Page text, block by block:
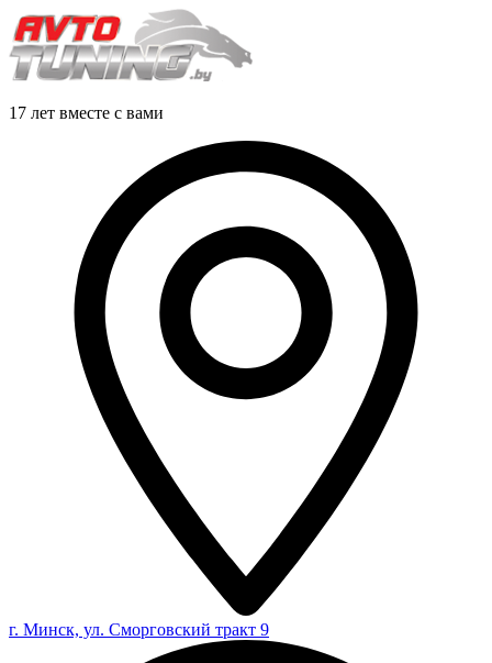
17 лет вместе с вами
г. Минск, ул. Сморговский тракт 9